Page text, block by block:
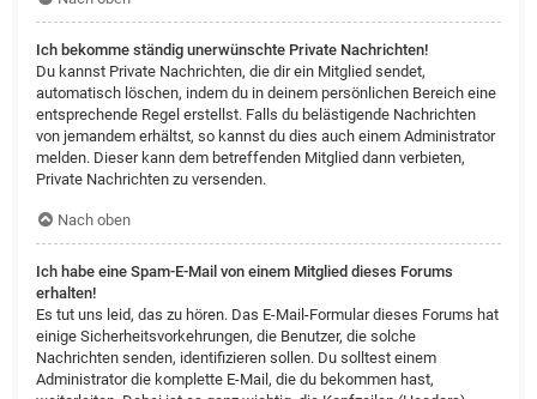
Ich bekomme ständig unerwünschte Private Nachrichten!
Du kannst Private Nachrichten, die dir ein Mitglied sendet,
automatisch löschen, indem du in deinem persönlichen Bereich eine
entsprechende Regel erstellst. Falls du belästigende Nachrichten
von jemandem erhältst, so kannst du dies auch einem Administrator
melden. Dieser kann dem betreffenden Mitglied dann verbieten,
Private Nachrichten zu versenden.
Nach oben
Ich habe eine Spam-E-Mail von einem Mitglied dieses Forums
erhalten!
Es tut uns leid, das zu hören. Das E-Mail-Formular dieses Forums hat
einige Sicherheitsvorkehrungen, die Benutzer, die solche
Nachrichten senden, identifizieren sollen. Du solltest einem
Administrator die komplette E-Mail, die du bekommen hast,